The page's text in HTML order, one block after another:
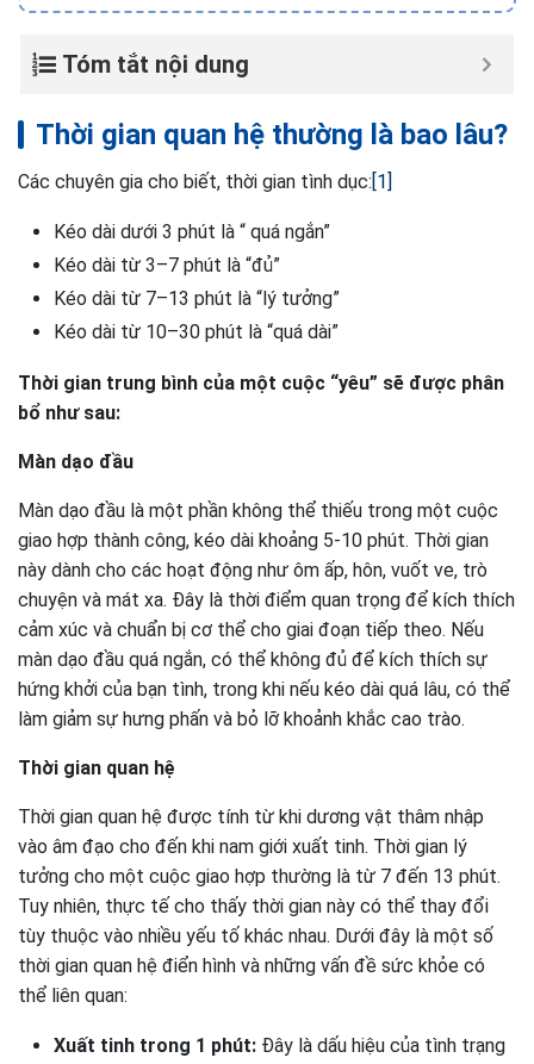
Tóm tắt nội dung
Thời gian quan hệ thường là bao lâu?
Các chuyên gia cho biết, thời gian tình dục: 1
Kéo dài dưới 3 phút là “ quá ngắn”
Kéo dài từ 3–7 phút là “đủ”
Kéo dài từ 7–13 phút là “lý tưởng”
Kéo dài từ 10–30 phút là “quá dài”
Thời gian trung bình của một cuộc “yêu” sẽ được phân
bổ như sau:
Màn dạo đầu
Màn dạo đầu là một phần không thể thiếu trong một cuộc
giao hợp thành công, kéo dài khoảng 5-10 phút. Thời gian
này dành cho các hoạt động như ôm ấp, hôn, vuốt ve, trò
chuyện và mát xa. Đây là thời điểm quan trọng để kích thích
cảm xúc và chuẩn bị cơ thể cho giai đoạn tiếp theo. Nếu
màn dạo đầu quá ngắn, có thể không đủ để kích thích sự
hứng khởi của bạn tình, trong khi nếu kéo dài quá lâu, có thể
làm giảm sự hưng phấn và bỏ lỡ khoảnh khắc cao trào.
Thời gian quan hệ
Thời gian quan hệ được tính từ khi dương vật thâm nhập
vào âm đạo cho đến khi nam giới xuất tinh. Thời gian lý
tưởng cho một cuộc giao hợp thường là từ 7 đến 13 phút.
Tuy nhiên, thực tế cho thấy thời gian này có thể thay đổi
tùy thuộc vào nhiều yếu tố khác nhau. Dưới đây là một số
thời gian quan hệ điển hình và những vấn đề sức khỏe có
thể liên quan:
Xuất tinh trong 1 phút: Đây là dấu hiệu của tình trạng